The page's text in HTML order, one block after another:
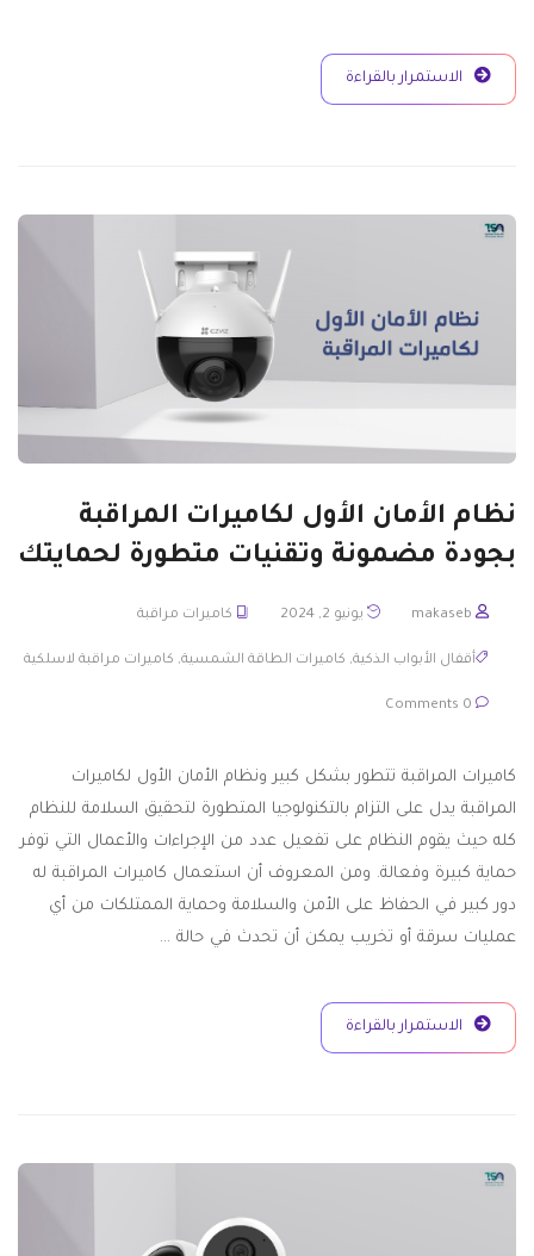
الاستمرار بالقراءة
نظام الأمان الأول لكاميرات المراقبة
بجودة مضمونة وتقنيات متطورة لحمايتك
makaseb يونيو 2, 2024 كاميرات مراقبة
أقفال الأبواب الذكية,كاميرات الطاقة الشمسية,كاميرات مراقبة لاسلكية
0 Comments
كاميرات المراقبة تتطور بشكل كبير ونظام الأمان الأول لكاميرات
المراقبة يدل على التزام بالتكنولوجيا المتطورة لتحقيق السلامة للنظام
كله حيث يقوم النظام على تفعيل عدد من الإجراءات والأعمال التي توفر
حماية كبيرة وفعالة. ومن المعروف أن استعمال كاميرات المراقبة له
دور كبير في الحفاظ على الأمن والسلامة وحماية الممتلكات من أي
عمليات سرقة أو تخريب يمكن أن تحدث في حالة …
الاستمرار بالقراءة